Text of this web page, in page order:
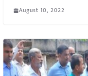
August 10, 2022